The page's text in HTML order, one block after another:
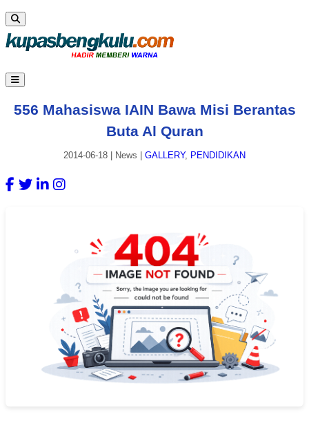
556 Mahasiswa IAIN Bawa Misi Berantas
Buta Al Quran
2014-06-18 News GALLERY, PENDIDIKAN